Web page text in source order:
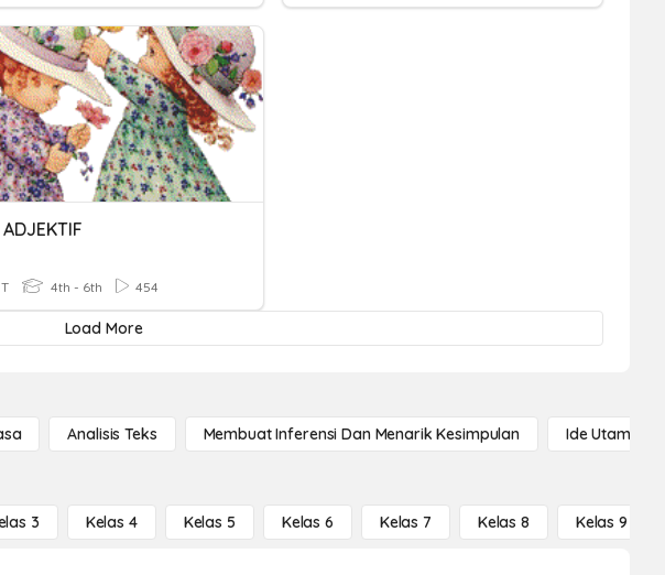
ADJEKTIF
4th - 6th 454
Load More
Analisis Teks Membuat Inferensi Dan Menarik Kesimpulan Ide Utama
3 Kelas 4 Kelas 5 Kelas 6 Kelas 7 Kelas 8 Kelas 9